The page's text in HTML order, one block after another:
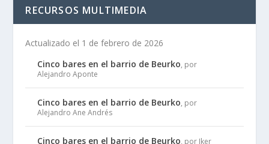
RECURSOS MULTIMEDIA
Actualizado el 1 de febrero de 2026
Cinco bares en el barrio de Beurko, por
Alejandro Aponte
Cinco bares en el barrio de Beurko, por
Alejandro Ane Andrés
Cinco bares en el barrio de Beurko, por Iker